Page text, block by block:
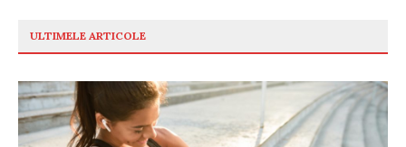
ULTIMELE ARTICOLE